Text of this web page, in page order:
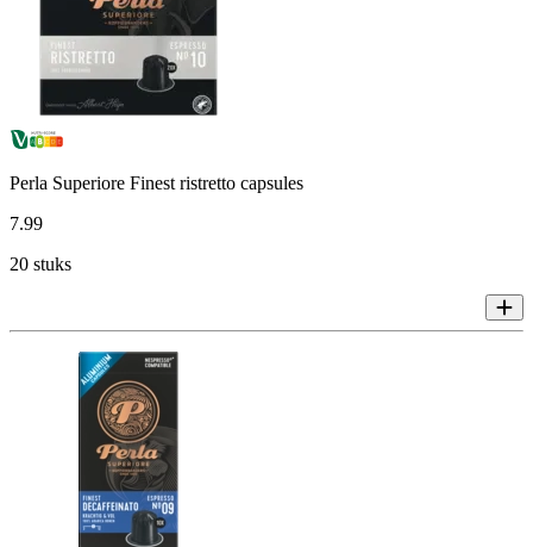
Perla Superiore Finest ristretto capsules
7.99
20 stuks